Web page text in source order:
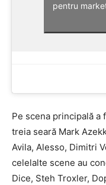
pentru
Pe scena principală a
treia seară Mark
Avila, Alesso, Dimitri
celelalte scene au
Dice, Steh Troxler,